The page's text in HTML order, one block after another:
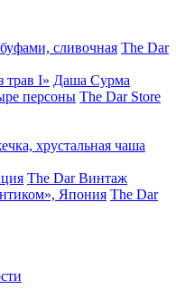
сливочная The Dar
трав I» Даша Сурма
персоны The Dar Store
хрустальная чаша
The Dar Винтаж
Япония The Dar